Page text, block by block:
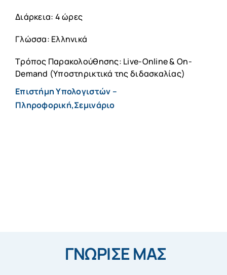
Διάρκεια: 4 ώρες
Γλώσσα: Ελληνικά
Τρόπος Παρακολούθησης: Live-Online & On-
Demand (Υποστηρικτικά της διδασκαλίας)
Επιστήμη Υπολογιστών –
Πληροφορική,Σεμινάριο
ΓΝΩΡΙΣΕ ΜΑΣ